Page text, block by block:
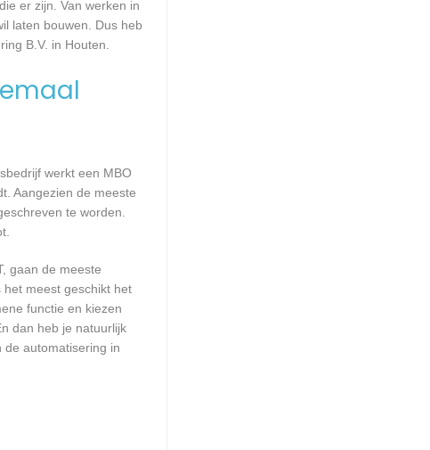
er zijn. Van werken in
laten bouwen. Dus heb
B.V. in Houten.
werkt een MBO
Aangezien de meeste
te worden.
gaan de meeste
meest geschikt het
functie en kiezen
dan heb je natuurlijk
de automatisering in